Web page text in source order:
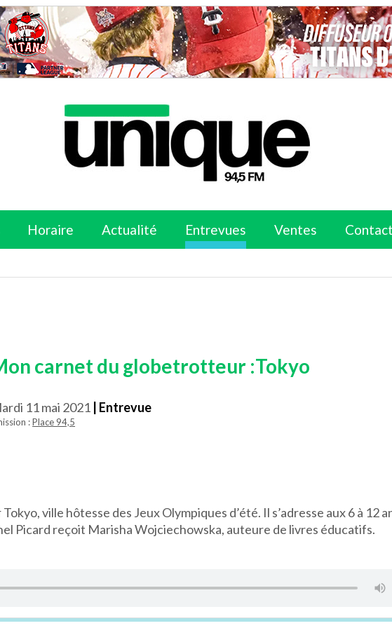
Horaire Actualité Entrevues Ventes
carnet du globetrotteur :Tokyo
11 mai 2021 | Entrevue
:Place 94,5
ville hôtesse des Jeux Olympiques d’été. Il s’adresse aux 6 à 12
Picard reçoit Marisha Wojciechowska, auteure de livres éducatifs.